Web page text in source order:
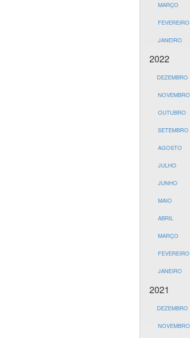
MARÇO
FEVEREIRO
JANEIRO
2022
DEZEMBRO
NOVEMBRO
OUTUBRO
SETEMBRO
AGOSTO
JULHO
JUNHO
MAIO
ABRIL
MARÇO
FEVEREIRO
JANEIRO
2021
DEZEMBRO
NOVEMBRO